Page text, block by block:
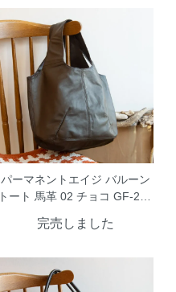
パーマネントエイジ バルーン
トート 馬革 02 チョコ GF-200
2CH PermanentAge
完売しました